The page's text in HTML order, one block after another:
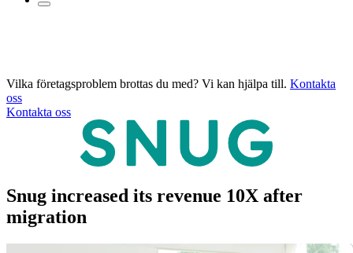
Vilka företagsproblem brottas du med? Vi kan hjälpa till. Kontakta
oss
Kontakta oss
Snug increased its revenue 10X after
migration